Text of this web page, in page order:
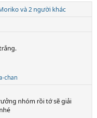
và 2 người khác
chan
nhóm rồi tớ sẽ giải